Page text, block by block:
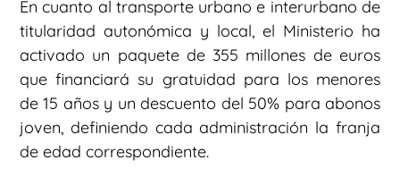
En cuanto al transporte urbano e interurbano de
titularidad autonómica y local, el Ministerio ha
activado un paquete de 355 millones de euros
que financiará su gratuidad para los menores
de 15 años y un descuento del 50% para abonos
joven, definiendo cada administración la franja
de edad correspondiente.